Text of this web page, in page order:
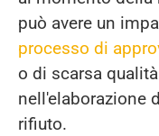
può avere un
processo di
o di scarsa
nell'elaborazione
rifiuto.